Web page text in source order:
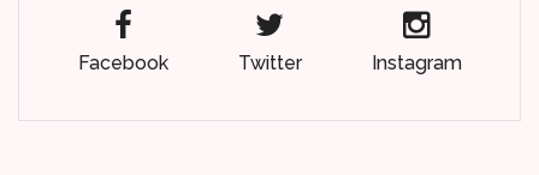
Facebook Twitter Instagram